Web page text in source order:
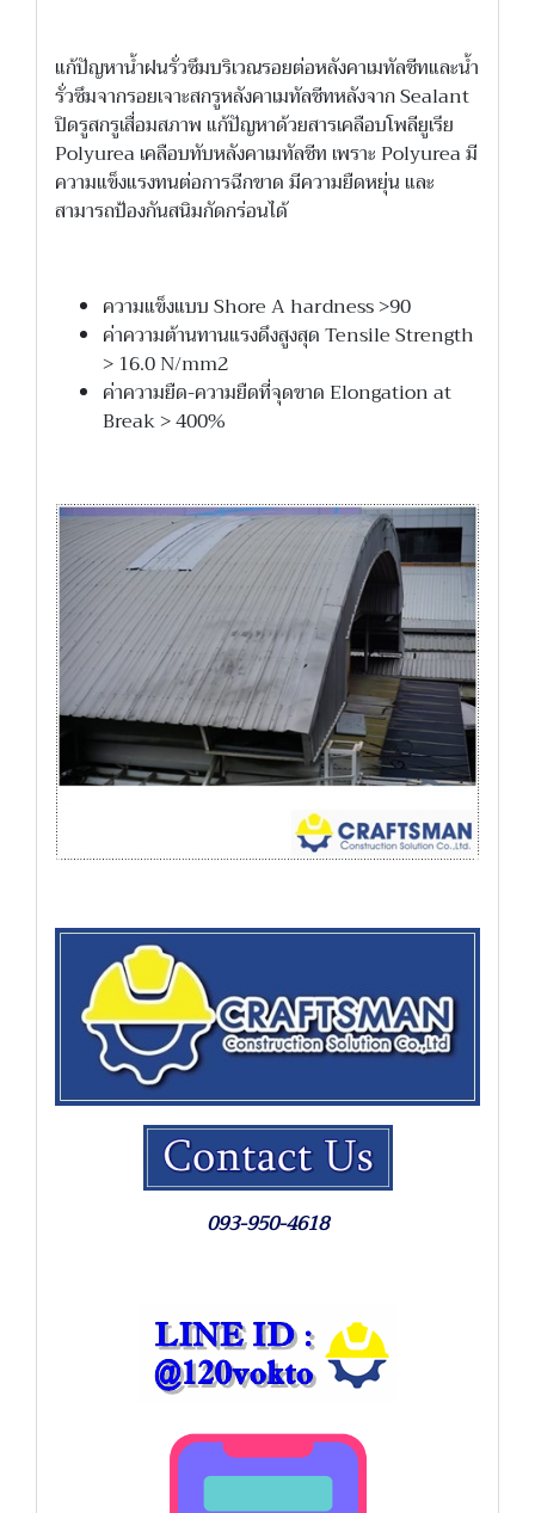
แก้ปัญหาน้ำฝนรั่วซึมบริเวณรอยต่อหลังคาเมทัลชีทและน้ำ
รั่วซึมจากรอยเจาะสกรูหลังคาเมทัลชีทหลังจาก Sealant
ปิดรูสกรูเสื่อมสภาพ แก้ปัญหาด้วยสารเคลือบโพลียูเรีย
Polyurea เคลือบทับหลังคาเมทัลชีท เพราะ Polyurea มี
ความแข็งแรงทนต่อการฉีกขาด มีความยืดหยุ่น และ
สามารถป้องกันสนิมกัดกร่อนได้
ความแข็งแบบ Shore A hardness >90
ค่าความต้านทานแรงดึงสูงสุด Tensile Strength
> 16.0 N/mm2
ค่าความยืด-ความยืดที่จุดขาด Elongation at
Break > 400%
093-950-4618